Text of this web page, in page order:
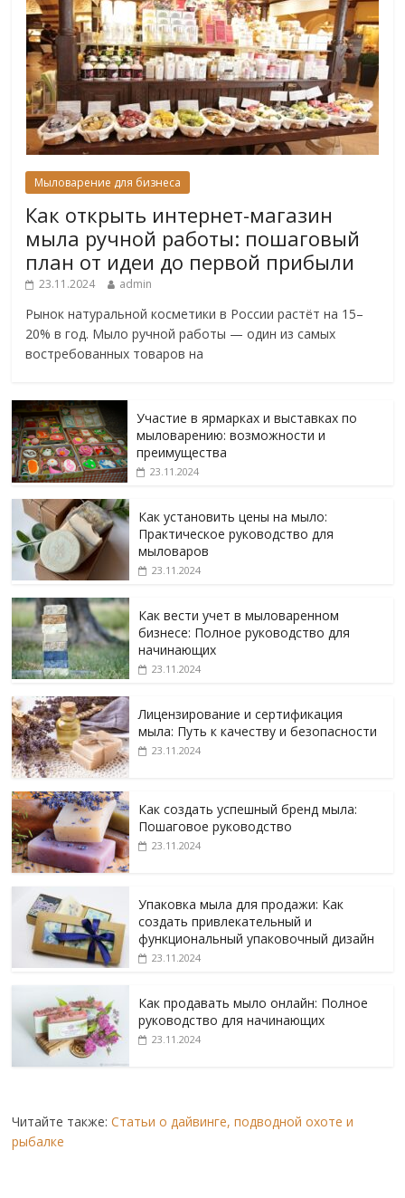
Мыловарение для бизнеса
Как открыть интернет-магазин
мыла ручной работы: пошаговый
план от идеи до первой прибыли
23.11.2024 admin
Рынок натуральной косметики в России растёт на 15–
20% в год. Мыло ручной работы — один из самых
востребованных товаров на
Участие в ярмарках и выставках по
мыловарению: возможности и
преимущества
23.11.2024
Как установить цены на мыло:
Практическое руководство для
мыловаров
23.11.2024
Как вести учет в мыловаренном
бизнесе: Полное руководство для
начинающих
23.11.2024
Лицензирование и сертификация
мыла: Путь к качеству и безопасности
23.11.2024
Как создать успешный бренд мыла:
Пошаговое руководство
23.11.2024
Упаковка мыла для продажи: Как
создать привлекательный и
функциональный упаковочный дизайн
23.11.2024
Как продавать мыло онлайн: Полное
руководство для начинающих
23.11.2024
Читайте также:Статьи о дайвинге, подводной охоте и
рыбалке